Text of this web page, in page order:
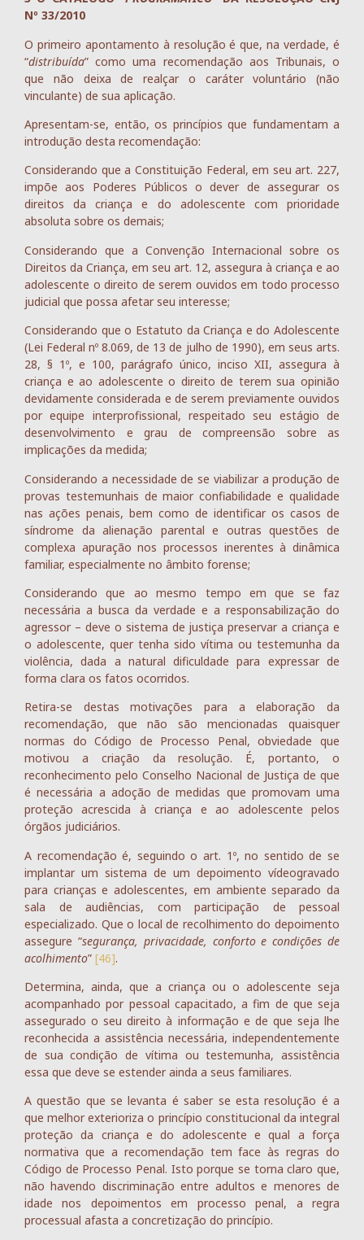
Nº 33/2010
O primeiro apontamento à resolução é que, na verdade, é
“distribuída” como uma recomendação aos Tribunais, o
que não deixa de realçar o caráter voluntário (não
vinculante) de sua aplicação.
Apresentam-se, então, os princípios que fundamentam a
introdução desta recomendação:
Considerando que a Constituição Federal, em seu art. 227,
impõe aos Poderes Públicos o dever de assegurar os
direitos da criança e do adolescente com prioridade
absoluta sobre os demais;
Considerando que a Convenção Internacional sobre os
Direitos da Criança, em seu art. 12, assegura à criança e ao
adolescente o direito de serem ouvidos em todo processo
judicial que possa afetar seu interesse;
Considerando que o Estatuto da Criança e do Adolescente
(Lei Federal nº 8.069, de 13 de julho de 1990), em seus arts.
28, § 1º, e 100, parágrafo único, inciso XII, assegura à
criança e ao adolescente o direito de terem sua opinião
devidamente considerada e de serem previamente ouvidos
por equipe interprofissional, respeitado seu estágio de
desenvolvimento e grau de compreensão sobre as
implicações da medida;
Considerando a necessidade de se viabilizar a produção de
provas testemunhais de maior confiabilidade e qualidade
nas ações penais, bem como de identificar os casos de
síndrome da alienação parental e outras questões de
complexa apuração nos processos inerentes à dinâmica
familiar, especialmente no âmbito forense;
Considerando que ao mesmo tempo em que se faz
necessária a busca da verdade e a responsabilização do
agressor – deve o sistema de justiça preservar a criança e
o adolescente, quer tenha sido vítima ou testemunha da
violência, dada a natural dificuldade para expressar de
forma clara os fatos ocorridos.
Retira-se destas motivações para a elaboração da
recomendação, que não são mencionadas quaisquer
normas do Código de Processo Penal, obviedade que
motivou a criação da resolução. É, portanto, o
reconhecimento pelo Conselho Nacional de Justiça de que
é necessária a adoção de medidas que promovam uma
proteção acrescida à criança e ao adolescente pelos
órgãos judiciários.
A recomendação é, seguindo o art. 1º, no sentido de se
implantar um sistema de um depoimento vídeogravado
para crianças e adolescentes, em ambiente separado da
sala de audiências, com participação de pessoal
especializado. Que o local de recolhimento do depoimento
assegure “segurança, privacidade, conforto e condições de
acolhimento” [46].
Determina, ainda, que a criança ou o adolescente seja
acompanhado por pessoal capacitado, a fim de que seja
assegurado o seu direito à informação e de que seja lhe
reconhecida a assistência necessária, independentemente
de sua condição de vítima ou testemunha, assistência
essa que deve se estender ainda a seus familiares.
A questão que se levanta é saber se esta resolução é a
que melhor exterioriza o princípio constitucional da integral
proteção da criança e do adolescente e qual a força
normativa que a recomendação tem face às regras do
Código de Processo Penal. Isto porque se torna claro que,
não havendo discriminação entre adultos e menores de
idade nos depoimentos em processo penal, a regra
processual afasta a concretização do princípio.